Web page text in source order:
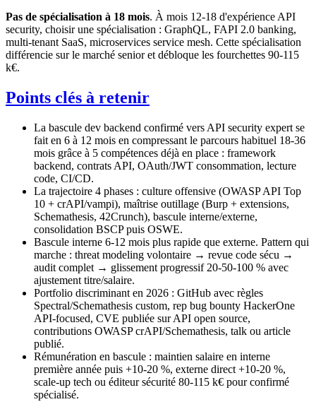
Pas de spécialisation à 18 mois. À mois 12-18 d'expérience API
security, choisir une spécialisation : GraphQL, FAPI 2.0 banking,
multi-tenant SaaS, microservices service mesh. Cette spécialisation
différencie sur le marché senior et débloque les fourchettes 90-115
k€.
Points clés à retenir
La bascule dev backend confirmé vers API security expert se
fait en 6 à 12 mois en compressant le parcours habituel 18-36
mois grâce à 5 compétences déjà en place : framework
backend, contrats API, OAuth/JWT consommation, lecture
code, CI/CD.
La trajectoire 4 phases : culture offensive (OWASP API Top
10 + crAPI/vampi), maîtrise outillage (Burp + extensions,
Schemathesis, 42Crunch), bascule interne/externe,
consolidation BSCP puis OSWE.
Bascule interne 6-12 mois plus rapide que externe. Pattern qui
marche : threat modeling volontaire → revue code sécu →
audit complet → glissement progressif 20-50-100 % avec
ajustement titre/salaire.
Portfolio discriminant en 2026 : GitHub avec règles
Spectral/Schemathesis custom, rep bug bounty HackerOne
API-focused, CVE publiée sur API open source,
contributions OWASP crAPI/Schemathesis, talk ou article
publié.
Rémunération en bascule : maintien salaire en interne
première année puis +10-20 %, externe direct +10-20 %,
scale-up tech ou éditeur sécurité 80-115 k€ pour confirmé
spécialisé.